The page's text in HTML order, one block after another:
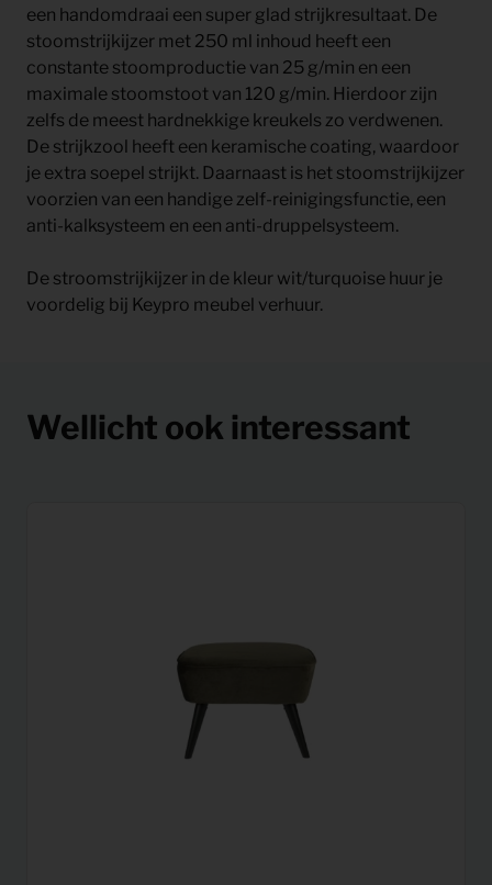
een handomdraai een super glad strijkresultaat. De
stoomstrijkijzer met 250 ml inhoud heeft een
constante stoomproductie van 25 g/min en een
maximale stoomstoot van 120 g/min. Hierdoor zijn
zelfs de meest hardnekkige kreukels zo verdwenen.
De strijkzool heeft een keramische coating, waardoor
je extra soepel strijkt. Daarnaast is het stoomstrijkijzer
voorzien van een handige zelf-reinigingsfunctie, een
anti-kalksysteem en een anti-druppelsysteem.
De stroomstrijkijzer in de kleur wit/turquoise huur je
voordelig bij Keypro meubel verhuur.
Wellicht ook interessant